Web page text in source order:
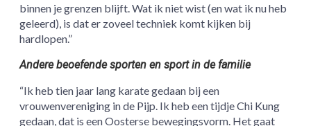
binnen je grenzen blijft. Wat ik niet wist (en wat ik nu heb
geleerd), is dat er zoveel techniek komt kijken bij
hardlopen.”
Andere beoefende sporten en sport in de familie
“Ik heb tien jaar lang karate gedaan bij een
vrouwenvereniging in de Pijp. Ik heb een tijdje Chi Kung
gedaan, dat is een Oosterse bewegingsvorm. Het gaat